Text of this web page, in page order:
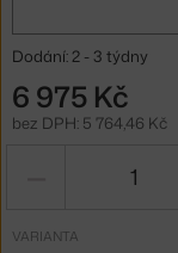
Dodání: 2 - 3 týdny
6 975 Kč
bez DPH: 5 764,46 Kč
VARIANTA